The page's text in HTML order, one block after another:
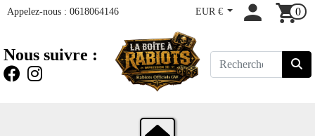
Appelez-nous : 0618064146 EUR € 0
Nous suivre :